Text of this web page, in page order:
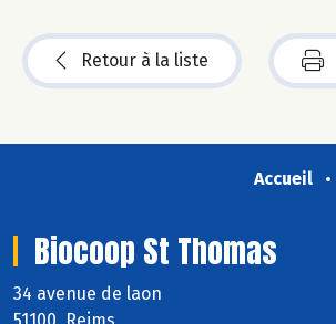
Retour à la liste
Accueil
Biocoop St Thomas
34 avenue de laon
51100 Reims